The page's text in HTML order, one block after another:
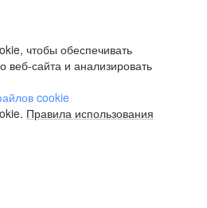
чтобы обеспечивать
веб-сайта и анализировать
cookie
Правила использования